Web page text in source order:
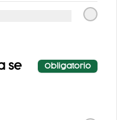
se
Obligatorio